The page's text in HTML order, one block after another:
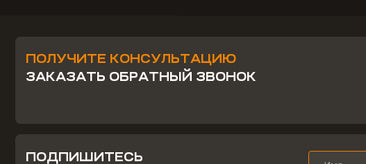
ПОЛУЧИТЕ КОНСУЛЬТАЦИЮ
ЗАКАЗАТЬ ОБРАТНЫЙ ЗВОНОК
ПОДПИШИТЕСЬ